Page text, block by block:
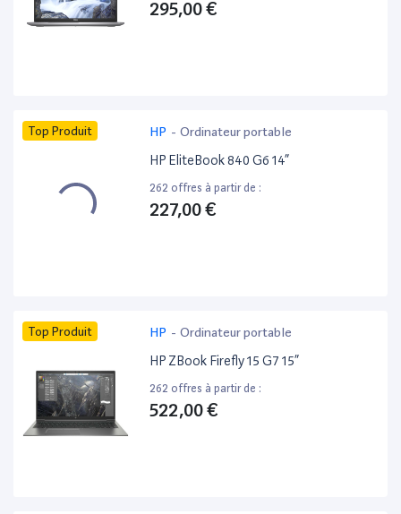
295,00 €
Top Produit HP - Ordinateur portable
HP EliteBook 840 G6 14”
262 offres à partir de :
227,00 €
Top Produit HP - Ordinateur portable
HP ZBook Firefly 15 G7 15”
262 offres à partir de :
522,00 €